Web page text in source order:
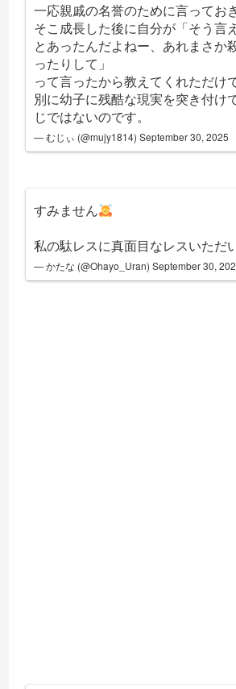
一応親戚の名誉のために言ってお
そこ成長した後に自分が「そう言
とあったんだよねー、あれまさか
ったりして」
って言ったから教えてくれただけで
別に幼子に残酷な現実を突き付け
じではないのです。
— むじぃ (@mujy1814)September 30, 2025
すみません
私の駄レスに真面目なレスいただい
— かたな (@Ohayo_Uran)September 30,